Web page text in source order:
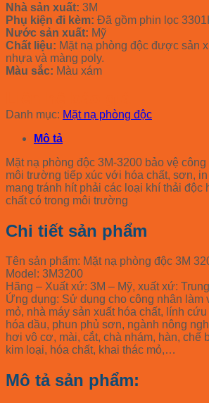
tín,
chất
Nhà sản xuất: 3M
Phụ kiện đi kèm: Đã gồm phin lọc
Nước sản xuất: Mỹ
Chất liệu: Mặt nạ phòng độc được sản
nhựa và màng poly.
Màu sắc: Màu xám
Danh mục: Mặt nạ phòng độc
Mô tả
Mặt nạ phòng độc 3M-3200 bảo vệ
môi trường tiếp xúc với hóa chất, sơn,
mang tránh hít phải các loại khí thải độc
chất có trong môi trường
Chi tiết sản phẩm
Tên sản phẩm: Mặt nạ phòng độc 3M
Model: 3M3200
Hãng – Xuất xứ: 3M – Mỹ, xuất xứ:
Ứng dụng: Sử dụng cho công nhân làm
mỏ, nhà máy sản xuất hóa chất, lính
hóa dầu, phun phủ sơn, ngành nông
hơi vô cơ, mài, cắt, chà nhám, hàn, chế
kim loại, hóa chất, khai thác mỏ,…
Mô tả sản phẩm: